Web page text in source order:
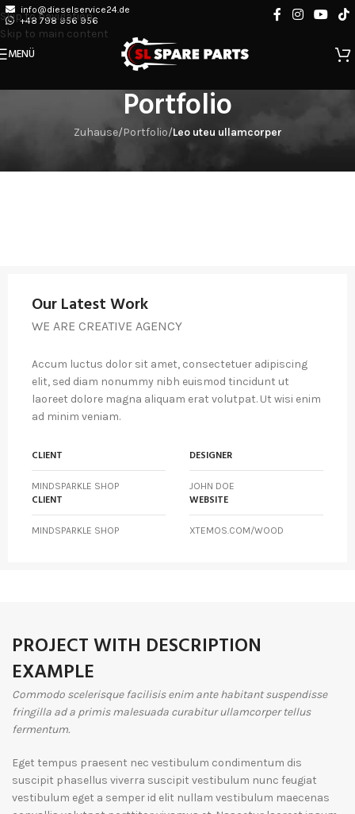
Skip to navigation
Skip to main content
info@dieselservice24.de
+48 798 956 956
MENÜ
Portfolio
Zuhause/Portfolio/Leo uteu ullamcorper
Our Latest Work
WE ARE CREATIVE AGENCY
Accum luctus dolor sit amet, consectetuer adipiscing
elit, sed diam nonummy nibh euismod tincidunt ut
laoreet dolore magna aliquam erat volutpat. Ut wisi enim
ad minim veniam.
CLIENT
MINDSPARKLE SHOP
DESIGNER
JOHN DOE
CLIENT
MINDSPARKLE SHOP
WEBSITE
XTEMOS.COM/WOOD
PROJECT WITH DESCRIPTION
EXAMPLE
Commodo scelerisque facilisis enim ante habitant suspendisse
fringilla ad a primis malesuada curabitur ullamcorper tellus
fermentum.
Eget tempus praesent nec vestibulum condimentum dis
suscipit phasellus viverra suscipit vestibulum nunc feugiat
vestibulum eget a semper id elit nullam vestibulum maecenas